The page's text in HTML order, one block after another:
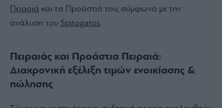
Πειραιά και τα Προάστιά του, σύμφωνα με την
ανάλυση του Spitogatos.
Πειραιάς και Προάστια Πειραιά:
Διαχρονική εξέλιξη τιμών ενοικίασης &
πώλησης